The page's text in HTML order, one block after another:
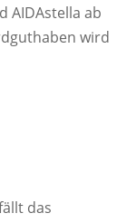
AIDAstella ab
wird
das